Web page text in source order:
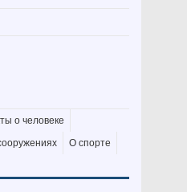
о человеке
О спорте